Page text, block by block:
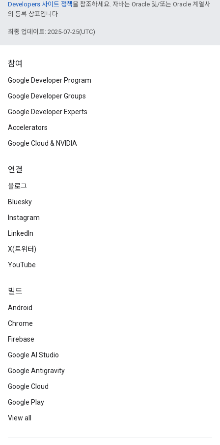
Developers 사이트 정책을 참조하세요. 자바는 Oracle 및/또는 Oracle 계열사
의 등록 상표입니다.
최종 업데이트: 2025-07-25(UTC)
참여
Google Developer Program
Google Developer Groups
Google Developer Experts
Accelerators
Google Cloud & NVIDIA
연결
블로그
Bluesky
Instagram
LinkedIn
X(트위터)
YouTube
빌드
Android
Chrome
Firebase
Google AI Studio
Google Antigravity
Google Cloud
Google Play
View all